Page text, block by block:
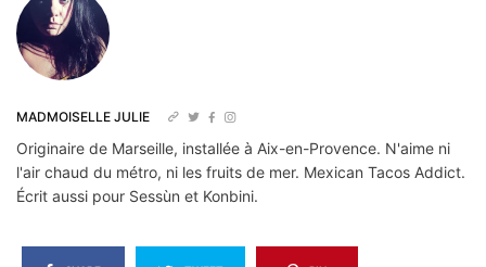
MADMOISELLE JULIE
Originaire de Marseille, installée à Aix-en-Provence. N'aime ni
l'air chaud du métro, ni les fruits de mer. Mexican Tacos Addict.
Écrit aussi pour Sessùn et Konbini.